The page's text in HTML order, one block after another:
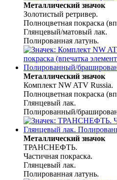
Металлический значок
Золотистый ретривер.
Полноцветная покраска
Глянцевый/матовый лак.
Полированная латунь.
Металлический значок
Комплект NW ATV Russia.
Полноцветная покраска
Глянцевый лак.
Полированный/
Металлический значок
ТРАНСНЕФТЬ.
Частичная покраска.
Глянцевый лак.
Полированная латунь.